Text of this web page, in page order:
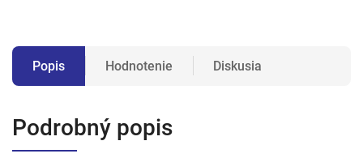
Popis Hodnotenie Diskusia
Podrobný popis